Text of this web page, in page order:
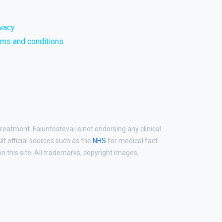
and conditions
Faiuntestevai is not endorsing any clinical
official sources such as the NHS for medical fact-
this site. All trademarks, copyright images,